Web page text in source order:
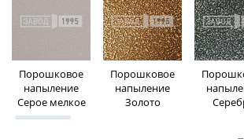
Порошковое
напыление
Серое мелкое
Порошковое
напыление
Золото